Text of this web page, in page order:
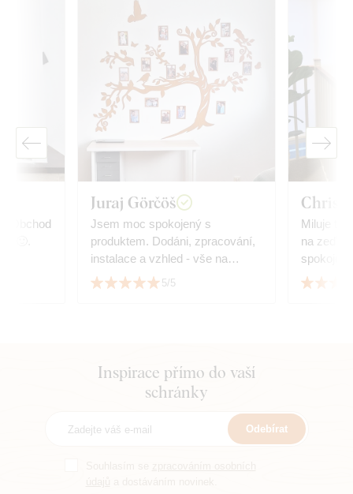
Obchod
Juraj Görčöš
Jsem moc spokojený s
produktem. Dodáni, zpracování,
instalace a vzhled - vše na
jedničku. Vřele doporučuji
každému. Juraj
5/5
Miluje to,
na zeď,
Inspirace přímo do vaší
schránky
Odebírat